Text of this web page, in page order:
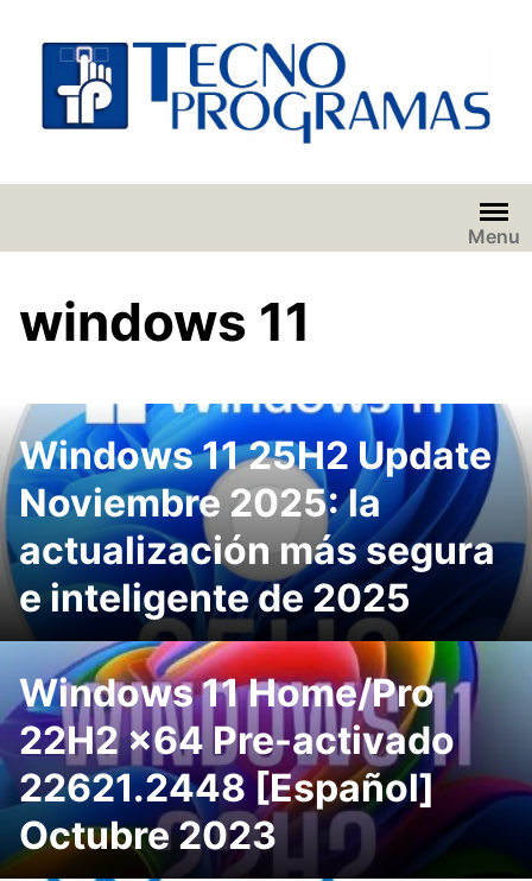
contenido
Menu
windows 11
Windows 11 25H2 Update
Noviembre 2025: la
actualización más segura
e inteligente de 2025
Windows 11 Home/Pro
22H2 x64 Pre-activado
22621.2448 [Español]
Octubre 2023